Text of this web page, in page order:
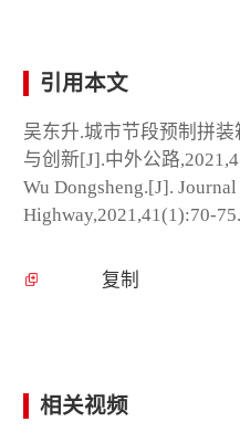
引用本文
吴东升.城市节段预制拼
与创新[J].中外公路
Wu Dongsheng.[J].
Highway,2021,41(1):70-75.
复制
相关视频